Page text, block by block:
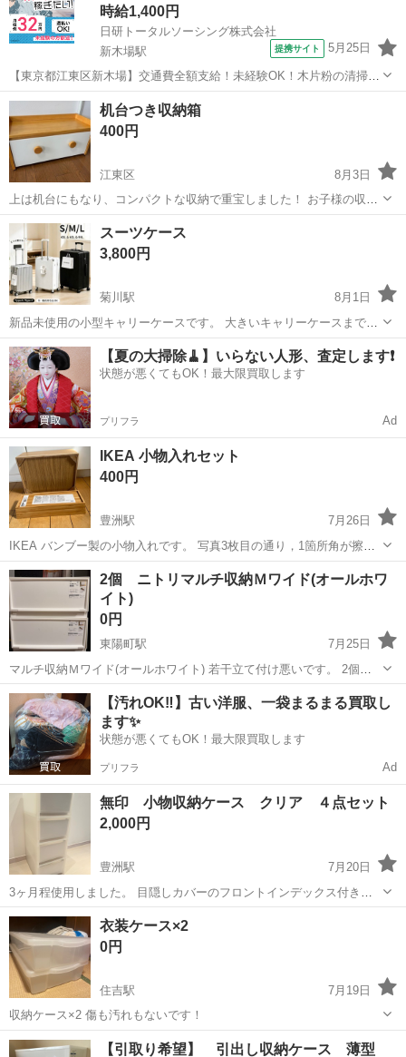
時給1,400円
日研トータルソーシング株式会社
新木場駅
提携サイト 5月25日
【東京都江東区新木場】交通費全額支給！未経験OK！木片粉の清掃・
機械メンテナンス等《お仕事No.4A1585-JS》 お仕事について ベルト
コンベヤ等からこぼれた木片粉の清掃、機械メンテナンス（オイル挿
し等）、カッター機の...
東京 江東区 新木場駅 その他
机台つき収納箱
400円
江東区
8月3日
上は机台にもなり、コンパクトな収納で重宝しました！ お子様の収納
にも。
東京 江東区
スーツケース
3,800円
菊川駅
8月1日
新品未使用の小型キャリーケースです。 大きいキャリーケースまでは
必要ないけど、 普通のバッグだと少し荷物が入りきらない…… という
時にちょうどいいSサイズです。 1～2泊程度の旅行、出張、帰省、イ
ベントなどに使いやすいと...
東京 江東区 菊川駅 収納家具
【夏の大掃除🧹】いらない人形、査定します❗️
状態が悪くてもOK！最大限買取します
プリフラ Ad
IKEA 小物入れセット
400円
豊洲駅
7月26日
IKEA バンブー製の小物入れです。 写真3枚目の通り，1箇所角が擦れ
ていますが使用には問題ありません。 中古品であることをご理解いた
だける方、豊洲駅周辺でお渡しできる方とのお取り引きを希望いたし
東京 江東区 豊洲駅 収納家具 IKEA
2個 ニトリマルチ収納Ｍワイド(オールホワ
イト)
0円
東陽町駅
7月25日
マルチ収納Ｍワイド(オールホワイト) 若干立て付け悪いです。 2個セ
ットです。 返品不可です。 サイズ 幅37.6×奥行35.8×高さ18.8cm 素材
ポリプロピレン 重量 約1.46kg カラー ホワイト
東京 江東区 東陽町駅 収納家具
【汚れOK‼️】古い洋服、一袋まるまる買取し
ます✨
状態が悪くてもOK！最大限買取します
プリフラ Ad
無印 小物収納ケース クリア ４点セット
2,000円
豊洲駅
7月20日
3ヶ月程使用しました。 目隠しカバーのフロントインデックス付きで
す。 予備でもう2枚もお付けします。 遠くなければ、追加料金(500
円〜)でお届けすることも可能です。
東京 江東区 豊洲駅
衣装ケース×2
0円
住吉駅
7月19日
収納ケース×2 傷も汚れもないです！
東京 江東区 住吉駅 収納家具
【引取り希望】 引出し収納ケース 薄型